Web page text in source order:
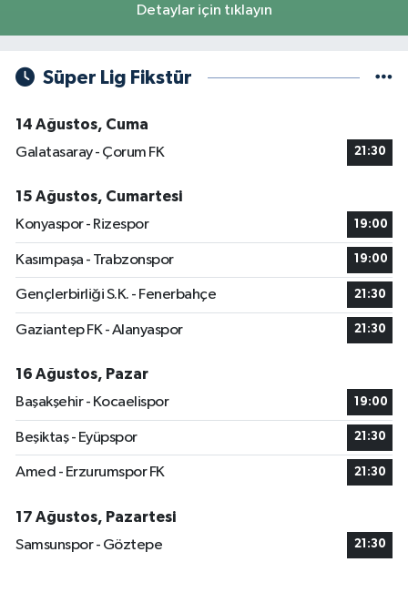
Detaylar için tıklayın
Süper Lig Fikstür
14 Ağustos, Cuma
Galatasaray - Çorum FK
21:30
15 Ağustos, Cumartesi
Konyaspor - Rizespor
19:00
Kasımpaşa - Trabzonspor 19:00
Gençlerbirliği S.K. - Fenerbahçe 21:30
Gaziantep FK - Alanyaspor 21:30
16 Ağustos, Pazar
Başakşehir - Kocaelispor
19:00
Beşiktaş - Eyüpspor 21:30
Amed - Erzurumspor FK 21:30
17 Ağustos, Pazartesi
Samsunspor - Göztepe
21:30